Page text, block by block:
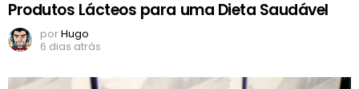
Produtos Lácteos para uma Dieta Saudável
porHugo
6 dias atrás